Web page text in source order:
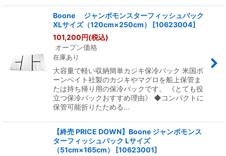
Boone ジャンボモンスターフィッシュバック
XLサイズ（120cm×250cm）
[10623004]
101,200円(税込)
オープン価格
在庫あり
大容量で軽い収納簡単カジキ保冷バック 米国ボ
ーンベイト社製のカジキやマグロを船上保管ま
たは持ち帰り用の保冷バックです。 《とても役
立つ保冷バックおすすめ理由》 ◆コンパクトに
保管可能折りたためる…
【終売 PRICE DOWN】Boone ジャンボモンス
ターフィッシュバック Lサイズ
（51cm×165cm）
[10623001]